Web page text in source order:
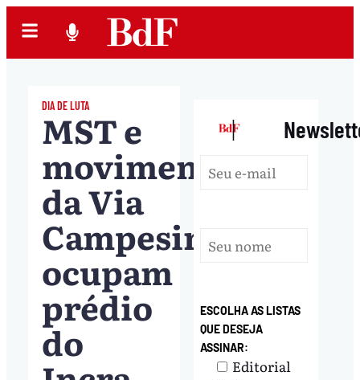
DIA DE LUTA
MST e
movimentos
da Via
Campesina
ocupam
prédio
do
|
ESCOLHA AS LISTAS
QUE DESEJA
ASSINAR:
Editorial